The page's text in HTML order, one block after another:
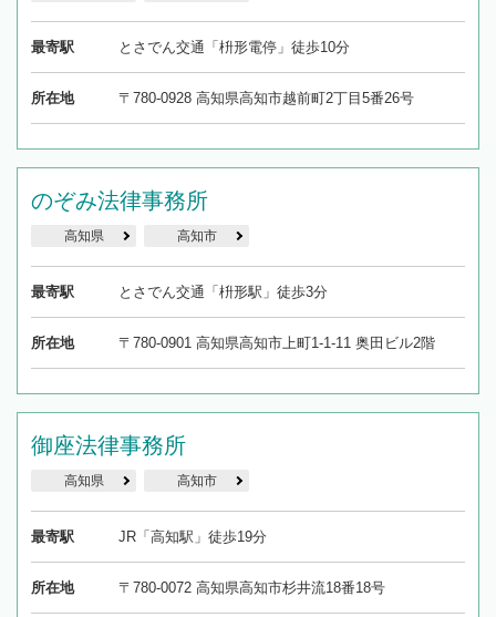
最寄駅 とさでん交通「枡形電停」徒歩10分
所在地 〒780-0928 高知県高知市越前町2丁目5番26号
のぞみ法律事務所
高知県 高知市
最寄駅 とさでん交通「枡形駅」徒歩3分
所在地 〒780-0901 高知県高知市上町1-1-11 奥田ビル2階
御座法律事務所
高知県 高知市
最寄駅 JR「高知駅」徒歩19分
所在地 〒780-0072 高知県高知市杉井流18番18号